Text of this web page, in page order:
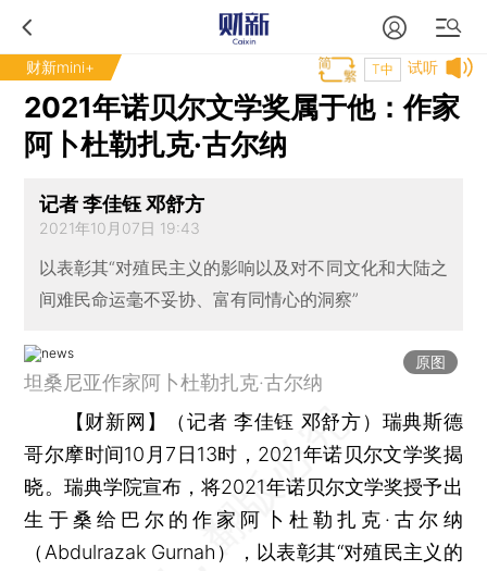
财新mini+ 试听
T中
2021年诺贝尔文学奖属于他：作家
阿卜杜勒扎克·古尔纳
记者 李佳钰 邓舒方
2021年10月07日 19:43
以表彰其“对殖民主义的影响以及对不同文化和大陆之
间难民命运毫不妥协、富有同情心的洞察”
原图
坦桑尼亚作家阿卜杜勒扎克·古尔纳
【财新网】（记者 李佳钰 邓舒方） 瑞典斯德
哥尔摩时间10月7日13时，2021年诺贝尔文学奖揭
晓。瑞典学院宣布，将2021年诺贝尔文学奖授予出
生于桑给巴尔的作家阿卜杜勒扎克·古尔纳
（Abdulrazak Gurnah），以表彰其“对殖民主义的